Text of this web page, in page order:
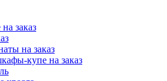
заказ
на заказ
купе на заказ